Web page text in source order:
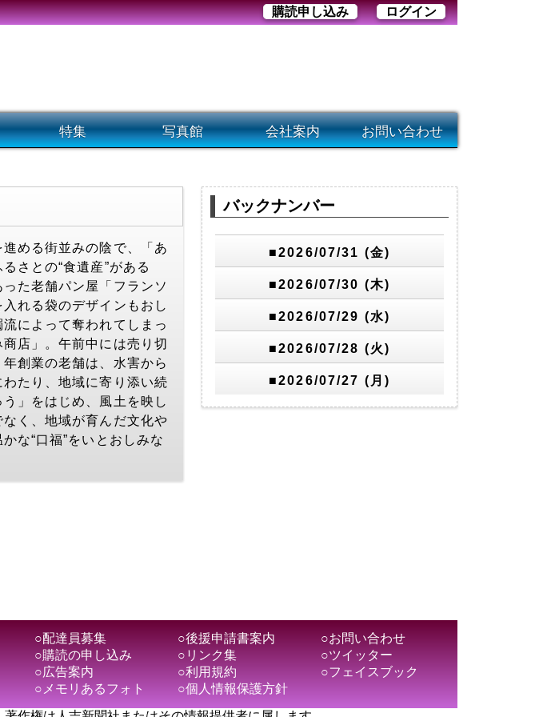
購読申し込み ログイン
特集 写真館 会社案内 お問い合わせ
める街並みの陰で、「あ
さとの“食遺産”がある
た老舗パン屋「フランソ
れる袋のデザインもおし
によって奪われてしまっ
店」。午前中には売り切
創業の老舗は、水害から
たり、地域に寄り添い続
」をはじめ、風土を映し
く、地域が育んだ文化や
な“口福”をいとおしみな
バックナンバー
■2026/07/31 (金)
■2026/07/30 (木)
■2026/07/29 (水)
■2026/07/28 (火)
■2026/07/27 (月)
○配達員募集
○購読の申し込み
○広告案内
○メモリあるフォト
○後援申請書案内
○リンク集
○利用規約
○個人情報保護方針
○お問い合わせ
○ツイッター
○フェイスブック